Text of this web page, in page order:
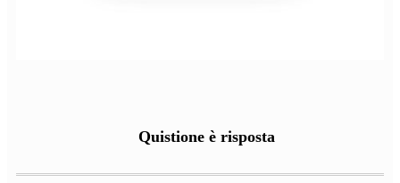
Quistione è risposta